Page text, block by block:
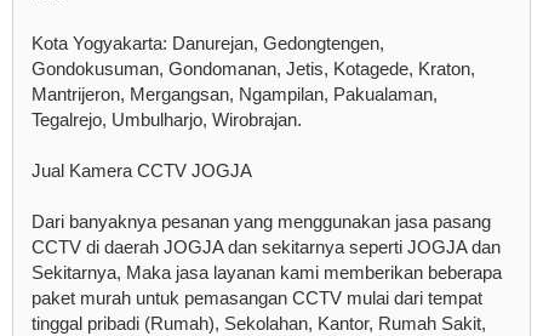
Kota Yogyakarta: Danurejan, Gedongtengen,
Gondokusuman, Gondomanan, Jetis, Kotagede, Kraton,
Mantrijeron, Mergangsan, Ngampilan, Pakualaman,
Tegalrejo, Umbulharjo, Wirobrajan.
Jual Kamera CCTV JOGJA
Dari banyaknya pesanan yang menggunakan jasa pasang
CCTV di daerah JOGJA dan sekitarnya seperti JOGJA dan
Sekitarnya, Maka jasa layanan kami memberikan beberapa
paket murah untuk pemasangan CCTV mulai dari tempat
tinggal pribadi (Rumah), Sekolahan, Kantor, Rumah Sakit,